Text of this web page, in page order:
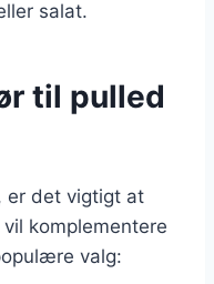
salat.
til pulled
er det vigtigt at
komplementere
valg: